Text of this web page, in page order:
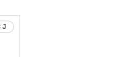
J